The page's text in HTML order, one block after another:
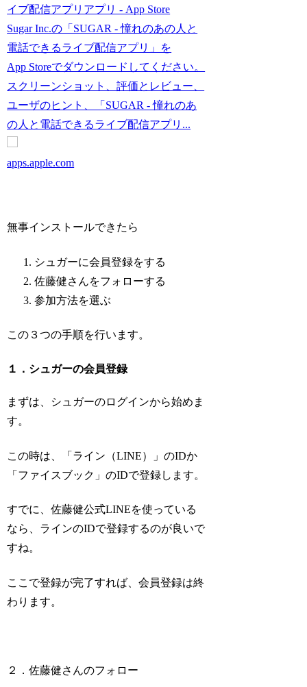
イブ配信アプリアプリ - App Store
Sugar Inc.の「SUGAR - 憧れのあの人と
電話できるライブ配信アプリ」を
App Storeでダウンロードしてください。
スクリーンショット、評価とレビュー、
ユーザのヒント、「SUGAR - 憧れのあ
の人と電話できるライブ配信アプリ...
apps.apple.com
無事インストールできたら
シュガーに会員登録をする
佐藤健さんをフォローする
参加方法を選ぶ
この３つの手順を行います。
１．シュガーの会員登録
まずは、シュガーのログインから始めま
す。
この時は、「ライン（LINE）」のIDか
「ファイスブック」のIDで登録します。
すでに、佐藤健公式LINEを使っている
なら、ラインのIDで登録するのが良いで
すね。
ここで登録が完了すれば、会員登録は終
わります。
２．佐藤健さんのフォロー